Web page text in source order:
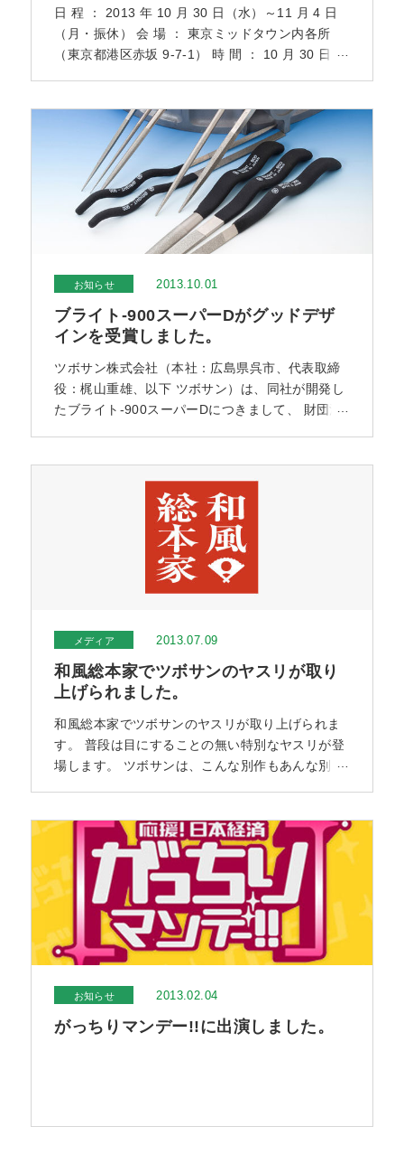
日 程 ： 2013 年 10 月 30 日（水）～11 月 4 日
（月・振休） 会 場 ： 東京ミッドタウン内各所
（東京都港区赤坂 9-7-1） 時 間 ： 10 月 30 日
休）11:00 ～17:00 受賞商品： ブライト 900 スー
パーＤ ■詳細な開催
お知らせ 2013.10.01
ブライト-900スーパーDがグッドデザ
インを受賞しました。
ツボサン株式会社（本社：広島県呉市、代表取締
役：梶山重雄、以下 ツボサン）は、同社が開発し
たブライト-900スーパーDにつきまして、 財団法
持ち手形状をあわせ持つヤスリである。刃の部分
においては、従来の製品とは違う切削性能をも
ち、アルミ等、ヤスリが不向
メディア 2013.07.09
和風総本家でツボサンのヤスリが取り
上げられました。
和風総本家でツボサンのヤスリが取り上げられま
す。 普段は目にすることの無い特別なヤスリが登
場します。 ツボサンは、こんな別作もあんな別作
ます。 その他詳細情報はコチラ
お知らせ 2013.02.04
がっちりマンデー!!に出演しました。